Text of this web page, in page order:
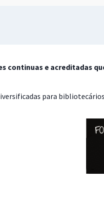
continuas e acreditadas
para